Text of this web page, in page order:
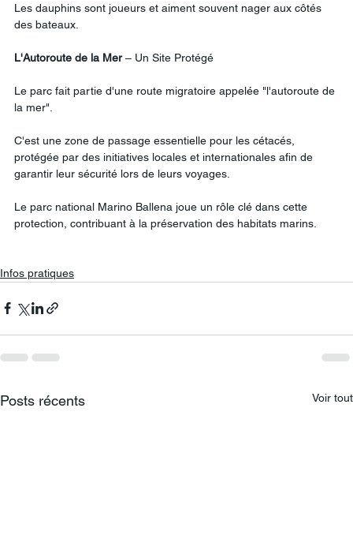
Les dauphins sont joueurs et aiment souvent nager aux côtés
des bateaux.
L'Autoroute de la Mer – Un Site Protégé
Le parc fait partie d'une route migratoire appelée "l'autoroute de
la mer".
C'est une zone de passage essentielle pour les cétacés,
protégée par des initiatives locales et internationales afin de
garantir leur sécurité lors de leurs voyages.
Le parc national Marino Ballena joue un rôle clé dans cette
protection, contribuant à la préservation des habitats marins.
Infos pratiques
Posts récents Voir tout